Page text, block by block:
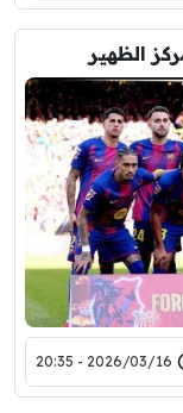
الظهير
2026/03/16 - 20:35